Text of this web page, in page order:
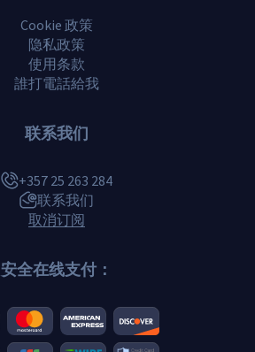
Cookie 政策
隐私政策
使用条款
誰打電話給我
联系我们
+357 25 263 284
联系我们
取消订阅
安全在线支付：